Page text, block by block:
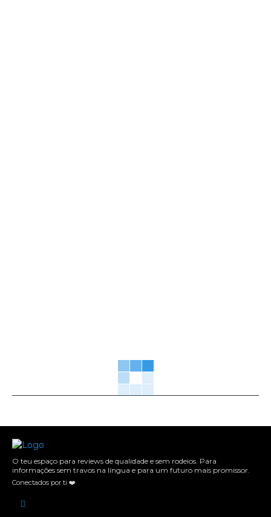
O teu espaço para reviews de qualidade e sem rodeios. Para
informações sem travos na língua e para um futuro mais promissor.
Conectados por ti ❤️